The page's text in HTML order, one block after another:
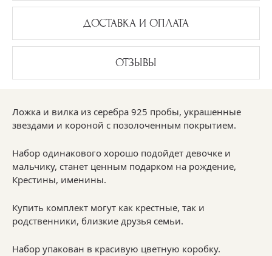
ДОСТАВКА И ОПЛАТА
ОТЗЫВЫ
Ложка и вилка из серебра 925 пробы, украшенные
звездами и короной с позолоченным покрытием.
Набор одинакового хорошо подойдет девочке и
мальчику, станет ценным подарком на рождение,
Крестины, именины.
Купить комплект могут как крестные, так и
родственники, близкие друзья семьи.
Набор упакован в красивую цветную коробку.